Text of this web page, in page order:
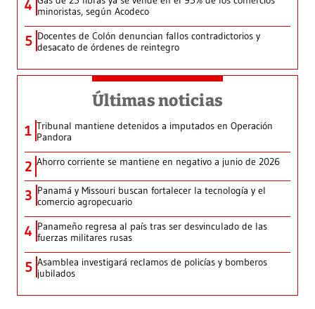
4 minoristas, según Acodeco
5 Docentes de Colón denuncian fallos contradictorios y
desacato de órdenes de reintegro
Últimas noticias
1 Tribunal mantiene detenidos a imputados en Operación
Pandora
2 Ahorro corriente se mantiene en negativo a junio de 2026
3 Panamá y Missouri buscan fortalecer la tecnología y el
comercio agropecuario
4 Panameño regresa al país tras ser desvinculado de las
fuerzas militares rusas
5 Asamblea investigará reclamos de policías y bomberos
jubilados